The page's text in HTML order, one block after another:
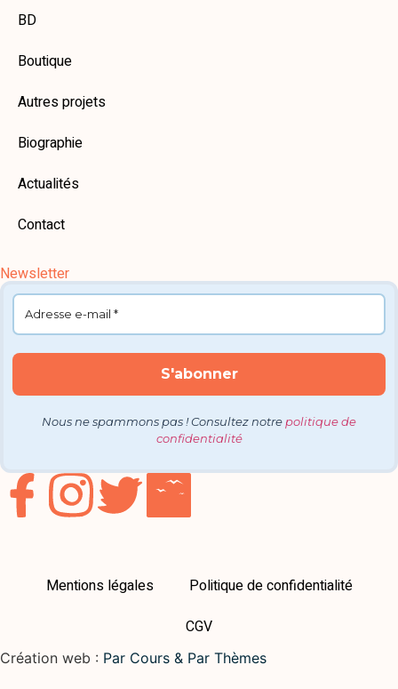
BD
Boutique
Autres projets
Biographie
Actualités
Contact
Newsletter
Nous ne spammons pas ! Consultez notrepolitique de
confidentialité
Mentions légales
Politique de confidentialité
CGV
Création web : Par Cours & Par Thèmes